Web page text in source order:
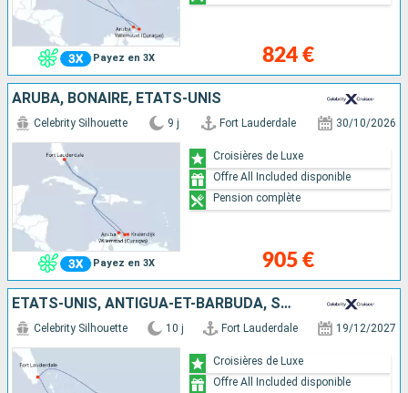
Payez en 3X 824 €
ARUBA, BONAIRE, ÉTATS-UNIS
Payez en 3X
Celebrity Silhouette 9 j Fort Lauderdale 30/10/2026
905 €
Croisières de Luxe
Offre All Included disponible
Pension complète
ÉTATS-UNIS, ANTIGUA-ET-BARBUDA, SAINT-MARTIN
Celebrity Silhouette 10 j Fort Lauderdale 19/12/2027
Croisières de Luxe
Offre All Included disponible